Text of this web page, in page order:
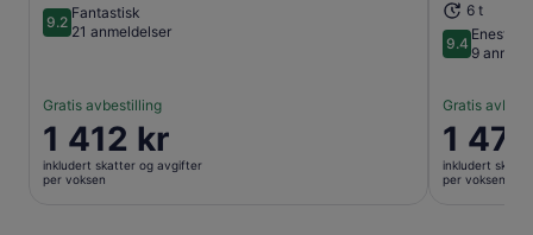
9.29.2 av 10
Fantastisk
21 anmeldelser
Gratis avbestilling
Prisen
er
1 412 kr
1 412 kr
inkludert skatter og avgifter
per voksen
6 t
9.49.4 av 10
9
Gratis
Prisen
er
1 478 kr
1
inkludert
per voksen